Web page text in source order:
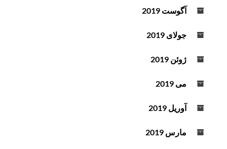
آگوست 2019
جولای 2019
ژوئن 2019
می 2019
آوریل 2019
مارس 2019